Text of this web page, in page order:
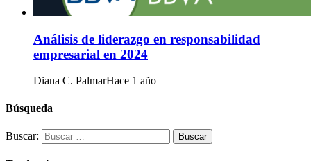
Análisis de liderazgo en responsabilidad
empresarial en 2024
Diana C. PalmarHace 1 año
Búsqueda
Buscar: